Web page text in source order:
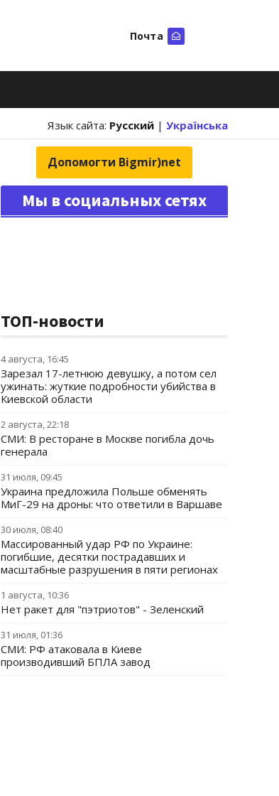
Почта
Язык сайта: Русский | Українська
Допомогти Bigmir)net
Мы в социальных сетях
ТОП-новости
4 августа, 16:45
Зарезал 17-летнюю девушку, а потом сел
ужинать: жуткие подробности убийства в
Киевской области
2 августа, 22:18
СМИ: В ресторане в Москве погибла дочь
генерала
31 июля, 09:45
Украина предложила Польше обменять
МиГ-29 на дроны: что ответили в Варшаве
30 июля, 08:40
Массированный удар РФ по Украине:
погибшие, десятки пострадавших и
масштабные разрушения в пяти регионах
1 августа, 10:36
Нет ракет для "пэтриотов" - Зеленский
31 июля, 01:36
СМИ: РФ атаковала в Киеве
производивший БПЛА завод